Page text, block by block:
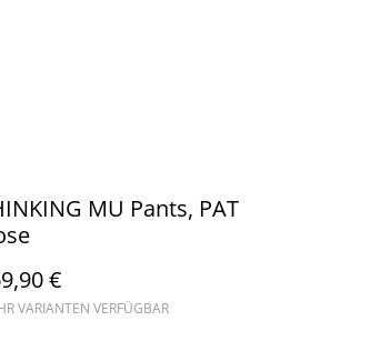
MU Pants, PAT
€
VARIANTEN VERFÜGBAR